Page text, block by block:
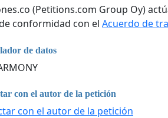
(Petitions.com Group Oy)
conformidad con el Acuerdo de
de datos
con el autor de la petición
con el autor de la petición